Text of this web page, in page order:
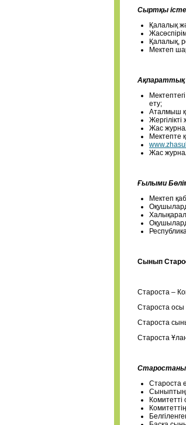
Сыртқы
Қалалық
Қалалық,
Мектеп
Ақпараттық
ету;
Аталмыш
Жас
Мектепте
Жас
Ғылыми
Мектеп
Сынып
Староста –
Староста осы
Староста
Староста
Староста
Сыныптың